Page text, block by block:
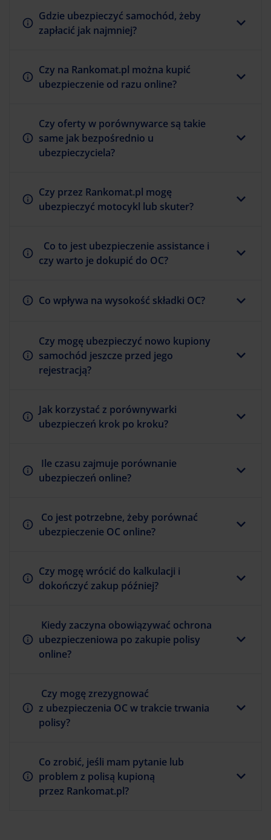
Gdzie ubezpieczyć samochód, żeby
zapłacić jak najmniej?
Czy na Rankomat.pl można kupić
ubezpieczenie od razu online?
Czy oferty w porównywarce są takie
same jak bezpośrednio u
ubezpieczyciela?
Czy przez Rankomat.pl mogę
ubezpieczyć motocykl lub skuter?
Co to jest ubezpieczenie assistance i
czy warto je dokupić do OC?
Co wpływa na wysokość składki OC?
Czy mogę ubezpieczyć nowo kupiony
samochód jeszcze przed jego
rejestracją?
Jak korzystać z porównywarki
ubezpieczeń krok po kroku?
Ile czasu zajmuje porównanie
ubezpieczeń online?
Co jest potrzebne, żeby porównać
ubezpieczenie OC online?
Czy mogę wrócić do kalkulacji i
dokończyć zakup później?
Kiedy zaczyna obowiązywać ochrona
ubezpieczeniowa po zakupie polisy
online?
Czy mogę zrezygnować
z ubezpieczenia OC w trakcie trwania
polisy?
Co zrobić, jeśli mam pytanie lub
problem z polisą kupioną
przez Rankomat.pl?